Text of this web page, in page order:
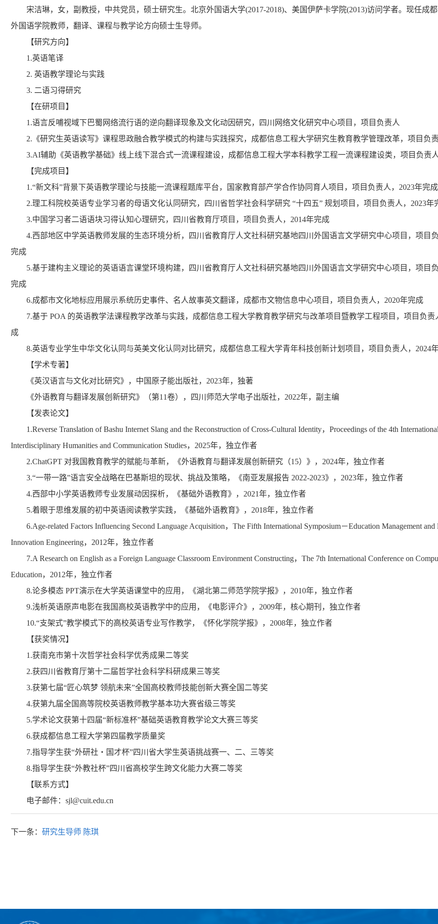
宋洁琳，女，副教授，中共党员，硕士研究生。北京外国语大学(2017-2018)、美国伊萨卡学院(2013)访问学者。现任成
外国语学院教师，翻译、课程与教学论方向硕士生导师。
【研究方向】
1.英语笔译
2. 英语教学理论与实践
3. 二语习得研究
【在研项目】
1.语言反哺视域下巴蜀网络流行语的逆向翻译现象及文化动因研究，四川网络文化研究中心项目，项目负责人
2.《研究生英语读写》课程思政融合教学模式的构建与实践探究，成都信息工程大学研究生教育教学管理改革，项目负
3.AI辅助《英语教学基础》线上线下混合式一流课程建设，成都信息工程大学本科教学工程一流课程建设类，项目负责人
【完成项目】
1.“新文科”背景下英语教学理论与技能一流课程题库平台，国家教育部产学合作协同育人项目，项目负责人，2023年完成
2.理工科院校英语专业学习者的母语文化认同研究，四川省哲学社会科学研究 “十四五” 规划项目，项目负责人，2023年
3.中国学习者二语语块习得认知心理研究，四川省教育厅项目，项目负责人，2014年完成
4.西部地区中学英语教师发展的生态环境分析，四川省教育厅人文社科研究基地四川外国语言文学研究中心项目，项目
完成
5.基于建构主义理论的英语语言课堂环境构建，四川省教育厅人文社科研究基地四川外国语言文学研究中心项目，项目
完成
6.成都市文化地标应用展示系统历史事件、名人故事英文翻译，成都市文物信息中心项目，项目负责人，2020年完成
7.基于 POA 的英语教学法课程教学改革与实践，成都信息工程大学教育教学研究与改革项目暨教学工程项目，项目负责
成
8.英语专业学生中华文化认同与英美文化认同对比研究，成都信息工程大学青年科技创新计划项目，项目负责人，2024
【学术专著】
《英汉语言与文化对比研究》，中国原子能出版社，2023年，独著
《外语教育与翻译发展创新研究》（第11卷），四川师范大学电子出版社，2022年，副主编
【发表论文】
1.Reverse Translation of Bashu Internet Slang and the Reconstruction of Cross-Cultural Identity，Proceedings of the 4th
Interdisciplinary Humanities and Communication Studies，2025年，独立作者
2.ChatGPT 对我国教育教学的赋能与革新，《外语教育与翻译发展创新研究（15）》，2024年，独立作者
3.“一带一路”语言安全战略在巴基斯坦的现状、挑战及策略，《南亚发展报告 2022-2023》，2023年，独立作者
4.西部中小学英语教师专业发展动因探析，《基础外语教育》，2021年，独立作者
5.着眼于思维发展的初中英语阅读教学实践，《基础外语教育》，2018年，独立作者
6.Age-related Factors Influencing Second Language Acquisition，The Fifth International Symposium－Education Management
Innovation Engineering，2012年，独立作者
7.A Research on English as a Foreign Language Classroom Environment Constructing，The 7th International Conference on
Education，2012年，独立作者
8.论多模态 PPT演示在大学英语课堂中的应用，《湖北第二师范学院学报》，2010年，独立作者
9.浅析英语原声电影在我国高校英语教学中的应用，《电影评介》，2009年，核心期刊，独立作者
10.“支架式”教学模式下的高校英语专业写作教学，《怀化学院学报》，2008年，独立作者
【获奖情况】
1.获南充市第十次哲学社会科学优秀成果二等奖
2.获四川省教育厅第十二届哲学社会科学科研成果三等奖
3.获第七届“匠心筑梦 领航未来”全国高校教师技能创新大赛全国二等奖
4.获第九届全国高等院校英语教师教学基本功大赛省级三等奖
5.学术论文获第十四届“新标准杯”基础英语教育教学论文大赛三等奖
6.获成都信息工程大学第四届教学质量奖
7.指导学生获“外研社・国才杯”四川省大学生英语挑战赛一、二、三等奖
8.指导学生获“外教社杯”四川省高校学生跨文化能力大赛二等奖
【联系方式】
电子邮件：sjl@cuit.edu.cn
下一条： 研究生导师 陈琪